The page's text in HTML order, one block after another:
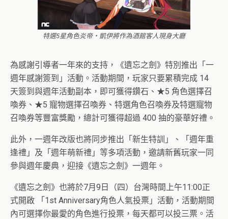
特選5星角色炎帝‧凱伊將作為酒館客人現身大廳
為感謝引導者一年來的支持，《遺忘之劍》特別推出「一
週年感謝簽到」活動。活動期間，玩家只要累積完成 14
天簽到與週年活動副本，即可獲得鑽石、★5 角色選擇召
喚券、★5 寵物選擇召喚券、特選角色召喚券及特選寵物
召喚券等豐富獎勵，總計可獲得超過 400 抽的豪華好禮。
此外，一週年改版也將同步推出「新生特訓」、「週年重
逢禮」及「週年萌新禮」等多項活動，邀請新舊玩家一同
參與週年慶典，迎接《遺忘之劍》一週年。
《遺忘之劍》也將於7月9日（四）台灣時間上午11:00正
式開啟 「1st Anniversary角色人氣投票」活動，活動期間
內可選擇你最愛的角色進行投票，每天都可以投三票。活